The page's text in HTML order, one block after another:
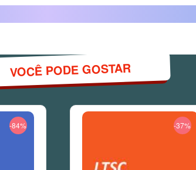
VOCÊ PODE GOSTAR
-84% -37%